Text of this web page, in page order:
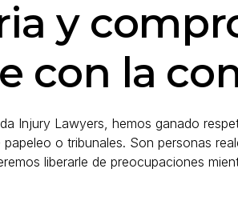
y
con la
Injury Lawyers, hemos ganado
o tribunales. Son personas
liberarle de preocupaciones